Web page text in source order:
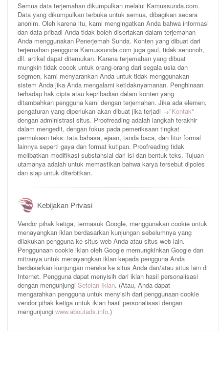
Semua data terjemahan dikumpulkan melalui Kamussunda.com.
Data yang dikumpulkan terbuka untuk semua, dibagikan secara
anonim. Oleh karena itu, kami mengingatkan Anda bahwa informasi
dan data pribadi Anda tidak boleh disertakan dalam terjemahan
Anda menggunakan Penerjemah Sunda. Konten yang dibuat dari
terjemahan pengguna Kamussunda.com juga gaul, tidak senonoh,
dll. artikel dapat ditemukan. Karena terjemahan yang dibuat
mungkin tidak cocok untuk orang-orang dari segala usia dan
segmen, kami menyarankan Anda untuk tidak menggunakan
sistem Anda jika Anda mengalami ketidaknyamanan. Penghinaan
terhadap hak cipta atau kepribadian dalam konten yang
ditambahkan pengguna kami dengan terjemahan. Jika ada elemen,
pengaturan yang diperlukan akan dibuat jika terjadi →"Kontak"
dengan administrasi situs. Proofreading adalah langkah terakhir
dalam mengedit, dengan fokus pada pemeriksaan tingkat
permukaan teks: tata bahasa, ejaan, tanda baca, dan fitur formal
lainnya seperti gaya dan format kutipan. Proofreading tidak
melibatkan modifikasi substansial dari isi dan bentuk teks. Tujuan
utamanya adalah untuk memastikan bahwa karya tersebut dipoles
dan siap untuk diterbitkan.
Kebijakan Privasi
Vendor pihak ketiga, termasuk Google, menggunakan cookie untuk
menayangkan iklan berdasarkan kunjungan sebelumnya yang
dilakukan pengguna ke situs web Anda atau situs web lain.
Penggunaan cookie iklan oleh Google memungkinkan Google dan
mitranya untuk menayangkan iklan kepada pengguna Anda
berdasarkan kunjungan mereka ke situs Anda dan/atau situs lain di
Internet. Pengguna dapat menyisih dari iklan hasil personalisasi
dengan mengunjungi Setelan Iklan. (Atau, Anda dapat
mengarahkan pengguna untuk menyisih dari penggunaan cookie
vendor pihak ketiga untuk iklan hasil personalisasi dengan
mengunjungi www.aboutads.info.)